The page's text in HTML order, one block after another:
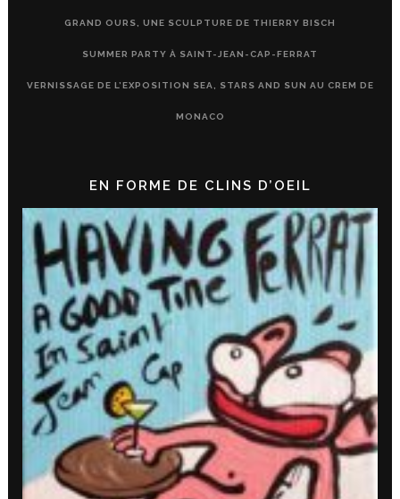
GRAND OURS, UNE SCULPTURE DE THIERRY BISCH
SUMMER PARTY À SAINT-JEAN-CAP-FERRAT
VERNISSAGE DE L’EXPOSITION SEA, STARS AND SUN AU CREM DE
MONACO
EN FORME DE CLINS D’OEIL